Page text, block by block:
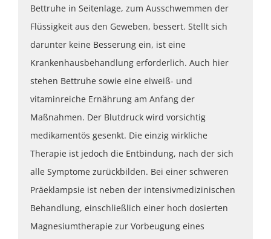
Bettruhe in Seitenlage, zum Ausschwemmen der
Flüssigkeit aus den Geweben, bessert. Stellt sich
darunter keine Besserung ein, ist eine
Krankenhausbehandlung erforderlich. Auch hier
stehen Bettruhe sowie eine eiweiß- und
vitaminreiche Ernährung am Anfang der
Maßnahmen. Der Blutdruck wird vorsichtig
medikamentös gesenkt. Die einzig wirkliche
Therapie ist jedoch die Entbindung, nach der sich
alle Symptome zurückbilden. Bei einer schweren
Präeklampsie ist neben der intensivmedizinischen
Behandlung, einschließlich einer hoch dosierten
Magnesiumtherapie zur Vorbeugung eines